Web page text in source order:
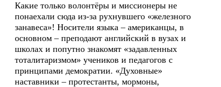
Какие только волонтёры и миссионеры не
понаехали сюда из-за рухнувшего «железного
занавеса»! Носители языка – американцы, в
основном – преподают английский в вузах и
школах и попутно знакомят «задавленных
тоталитаризмом» учеников и педагогов с
принципами демократии. «Духовные»
наставники – протестанты, мормоны,